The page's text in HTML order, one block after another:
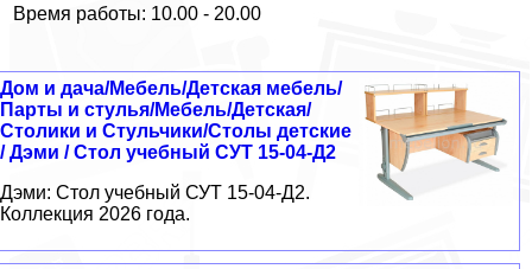
Время работы: 10.00 - 20.00
Дом и дача/Мебель/Детская мебель/
Парты и стулья/Мебель/Детская/
Столики и Стульчики/Столы детские
/ Дэми / Стол учебный СУТ 15-04-Д2
Дэми: Стол учебный СУТ 15-04-Д2.
Коллекция 2026 года.